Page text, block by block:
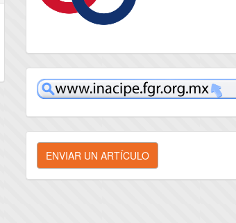
inacipe
Enviar
un
artículo
ENVIAR UN ARTÍCULO